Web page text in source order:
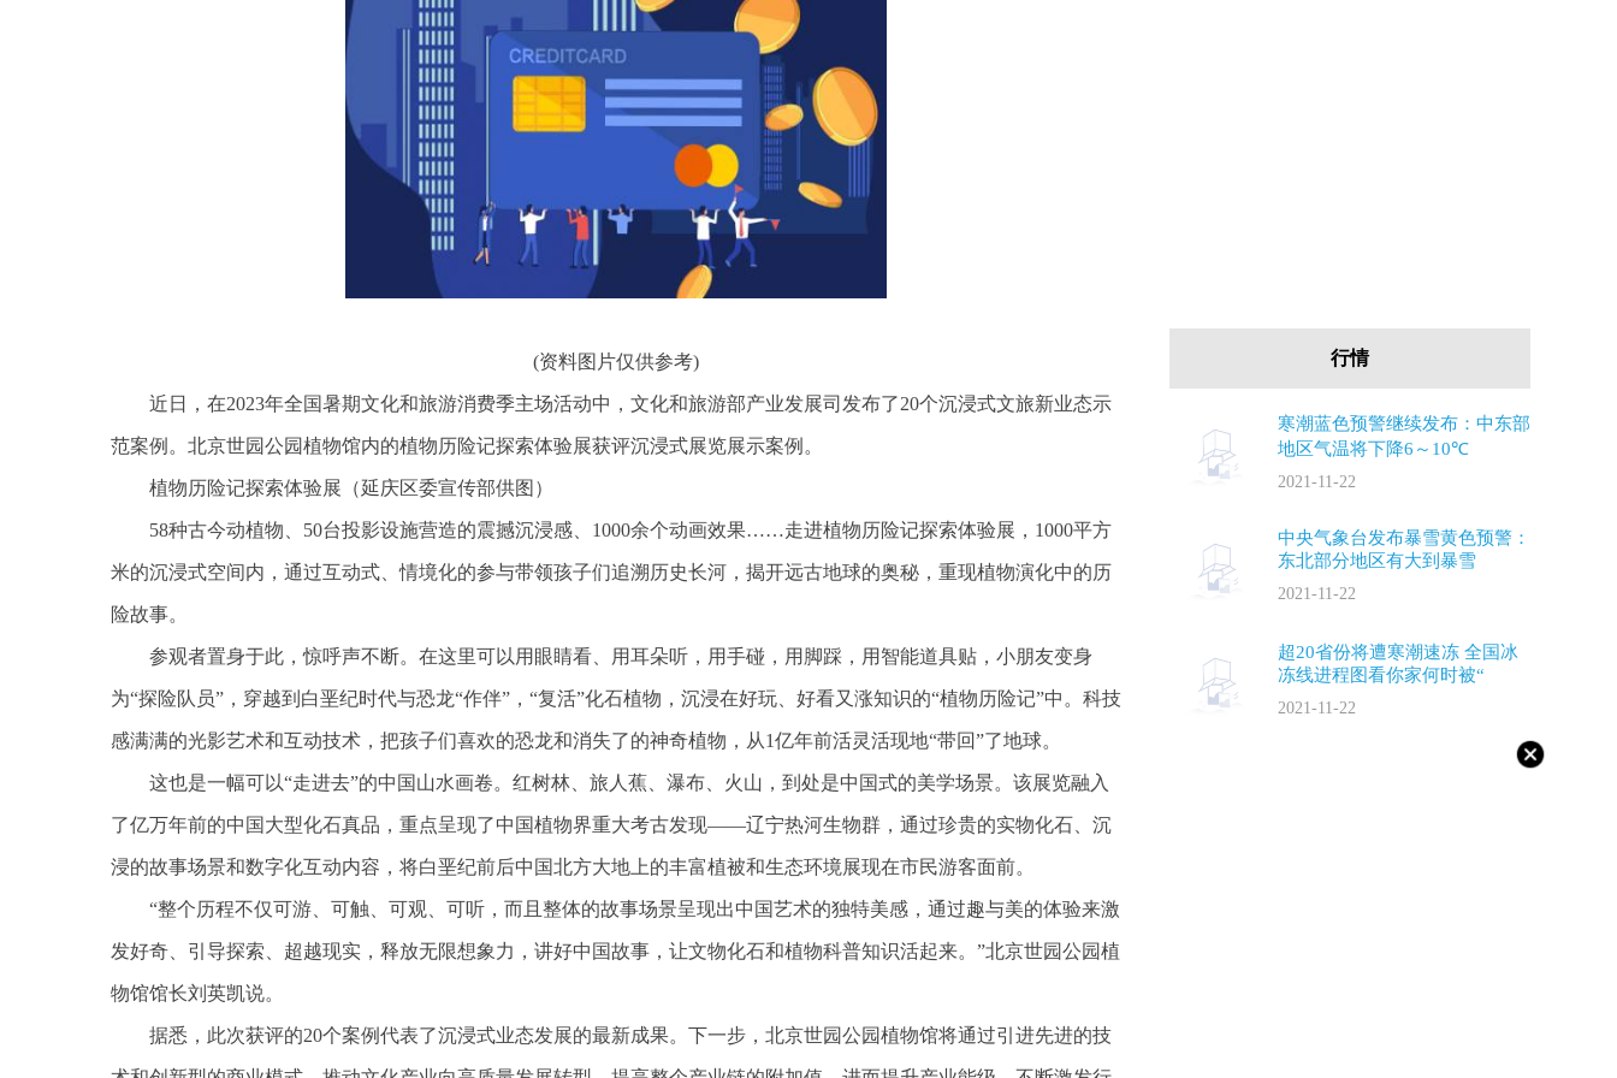
(资料图片仅供参考)
近日，在2023年全国暑期文化和旅游消费季主场活动中，文化和旅游部产业发展司发布了20个沉浸式文旅新业态示
范案例。北京世园公园植物馆内的植物历险记探索体验展获评沉浸式展览展示案例。
植物历险记探索体验展（延庆区委宣传部供图）
58种古今动植物、50台投影设施营造的震撼沉浸感、1000余个动画效果……走进植物历险记探索体验展，1000平方
米的沉浸式空间内，通过互动式、情境化的参与带领孩子们追溯历史长河，揭开远古地球的奥秘，重现植物演化中的历
险故事。
参观者置身于此，惊呼声不断。在这里可以用眼睛看、用耳朵听，用手碰，用脚踩，用智能道具贴，小朋友变身
为“探险队员”，穿越到白垩纪时代与恐龙“作伴”，“复活”化石植物，沉浸在好玩、好看又涨知识的“植物历险记”中。科技
感满满的光影艺术和互动技术，把孩子们喜欢的恐龙和消失了的神奇植物，从1亿年前活灵活现地“带回”了地球。
这也是一幅可以“走进去”的中国山水画卷。红树林、旅人蕉、瀑布、火山，到处是中国式的美学场景。该展览融入
了亿万年前的中国大型化石真品，重点呈现了中国植物界重大考古发现——辽宁热河生物群，通过珍贵的实物化石、沉
浸的故事场景和数字化互动内容，将白垩纪前后中国北方大地上的丰富植被和生态环境展现在市民游客面前。
“整个历程不仅可游、可触、可观、可听，而且整体的故事场景呈现出中国艺术的独特美感，通过趣与美的体验来激
发好奇、引导探索、超越现实，释放无限想象力，讲好中国故事，让文物化石和植物科普知识活起来。”北京世园公园植
物馆馆长刘英凯说。
据悉，此次获评的20个案例代表了沉浸式业态发展的最新成果。下一步，北京世园公园植物馆将通过引进先进的技
行情
寒潮蓝色预警继续发布：中东部
地区气温将下降6～10℃
2021-11-22
中央气象台发布暴雪黄色预警：
东北部分地区有大到暴雪
2021-11-22
超20省份将遭寒潮速冻 全国冰
冻线进程图看你家何时被“
2021-11-22